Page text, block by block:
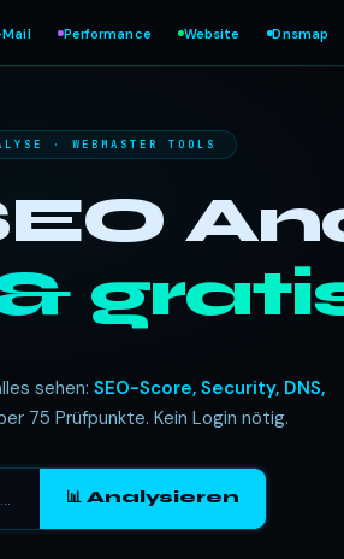
Performance Website Dnsmap
· WEBMASTER TOOLS
sehen: SEO-Score, Security, DNS,
75 Prüfpunkte. Kein Login nötig.
📊 Analysieren